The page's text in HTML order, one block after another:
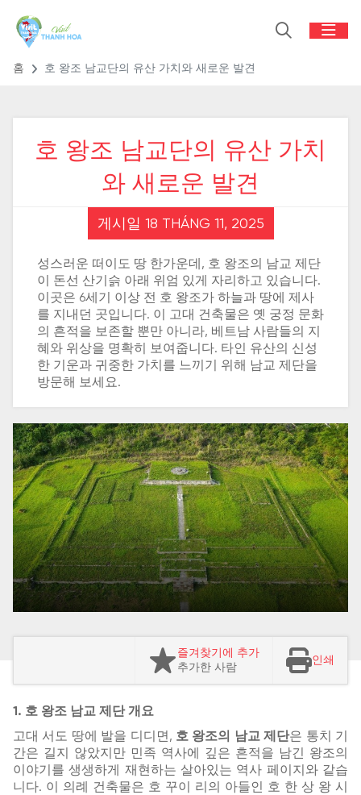
홈 호 왕조 남교단의 유산 가치와 새로운 발견
호 왕조 남교단의 유산 가치
와 새로운 발견
게시일 18 THÁNG 11, 2025
성스러운 떠이도 땅 한가운데, 호 왕조의 남교 제단
이 돈선 산기슭 아래 위엄 있게 자리하고 있습니다.
이곳은 6세기 이상 전 호 왕조가 하늘과 땅에 제사
를 지내던 곳입니다. 이 고대 건축물은 옛 궁정 문화
의 흔적을 보존할 뿐만 아니라, 베트남 사람들의 지
혜와 위상을 명확히 보여줍니다. 타인 유산의 신성
한 기운과 귀중한 가치를 느끼기 위해 남교 제단을
방문해 보세요.
즐겨찾기에 추가
추가한 사람
인쇄
1. 호 왕조 남교 제단 개요
고대 서도 땅에 발을 디디면, 호 왕조의 남교 제단은 통치 기
간은 길지 않았지만 민족 역사에 깊은 흔적을 남긴 왕조의
이야기를 생생하게 재현하는 살아있는 역사 페이지와 같습
니다. 이 의례 건축물은 호 꾸이 리의 아들인 호 한 상 왕 시